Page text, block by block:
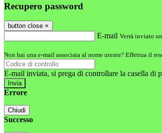
Recupero password
button close ×
E-mail Verrà inviato
Non hai una e-mail associata al nome utente? Effettua il
E-mail inviata, si prega di controllare la casella di
Errore
Chiudi
Successo